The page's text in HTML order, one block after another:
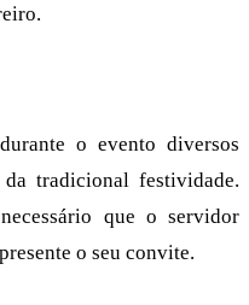
o evento diversos
tradicional festividade.
que o servidor
o seu convite.